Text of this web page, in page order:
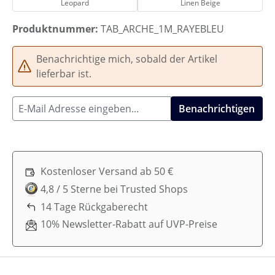
Leopard Linen Beige
Produktnummer: TAB_ARCHE_1M_RAYEBLEU
Benachrichtige mich, sobald der Artikel
lieferbar ist.
Benachrichtigen
Kostenloser Versand ab 50 €
4,8 / 5 Sterne bei Trusted Shops
14 Tage Rückgaberecht
10% Newsletter-Rabatt auf UVP-Preise